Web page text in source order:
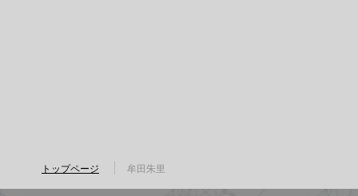
トップページ 牟田朱里